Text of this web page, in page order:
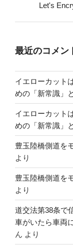
Let's
最近のコメン
イエローカット
めの「新常識」
イエローカット
めの「新常識」
豊玉陸橋側道を
より
豊玉陸橋側道を
より
道交法第38条で
車がいたら車両
ん より